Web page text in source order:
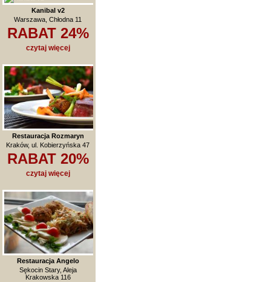
Kanibal v2
Warszawa, Chłodna 11
RABAT 24%
czytaj więcej
Restauracja Rozmaryn
Kraków, ul. Kobierzyńska 47
RABAT 20%
czytaj więcej
Restauracja Angelo
Sękocin Stary, Aleja
Krakowska 116